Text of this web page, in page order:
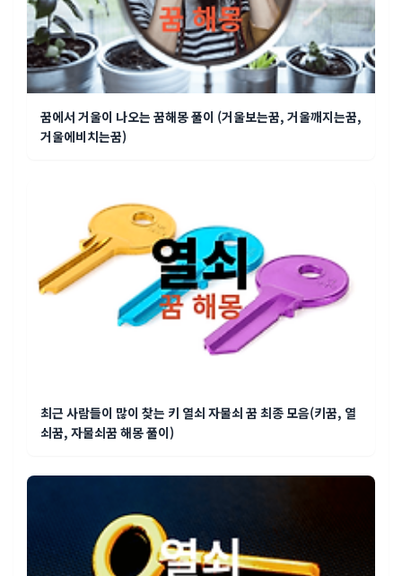
꿈에서 거울이 나오는 꿈해몽 풀이 (거울보는꿈, 거울깨지는꿈,
거울에비치는꿈)
최근 사람들이 많이 찾는 키 열쇠 자물쇠 꿈 최종 모음(키꿈, 열
쇠꿈, 자물쇠꿈 해몽 풀이)